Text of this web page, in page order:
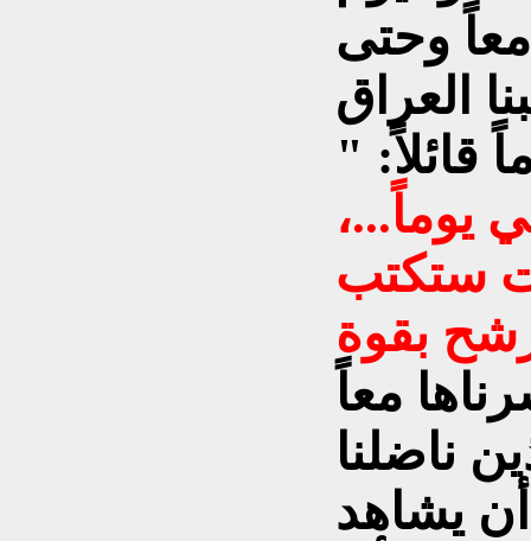
وحتى
العراق
قائلاً: "
يوماً...،
ستكتب
بقوة
معاً
ناضلنا
يشاهد